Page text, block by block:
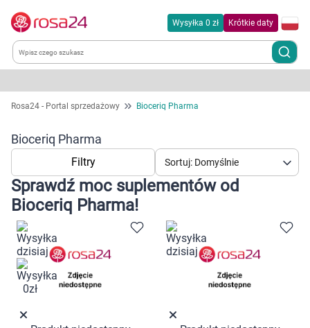
Wysyłka 0 zł Krótkie daty
Kategorie
Chemia gospodarcza
Dla zwierząt
Dom i ogród
Zdrowie
Kobieta w ciąży i mama
Dziecko
Rosa24 - Portal sprzedażowy Bioceriq Pharma
Bioceriq Pharma
Filtry Sortuj: Domyślnie
Sprawdź moc suplementów od
Bioceriq Pharma!